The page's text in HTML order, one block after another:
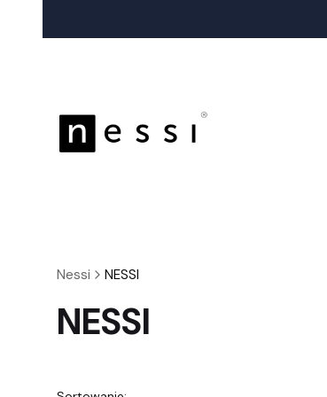
Nessi NESSI
NESSI